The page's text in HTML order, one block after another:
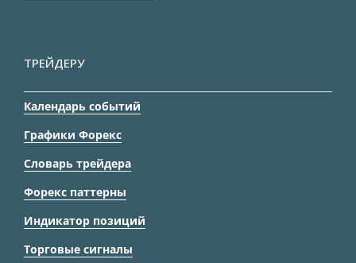
ТРЕЙДЕРУ
Календарь событий
Графики Форекс
Словарь трейдера
Форекс паттерны
Индикатор позиций
Торговые сигналы